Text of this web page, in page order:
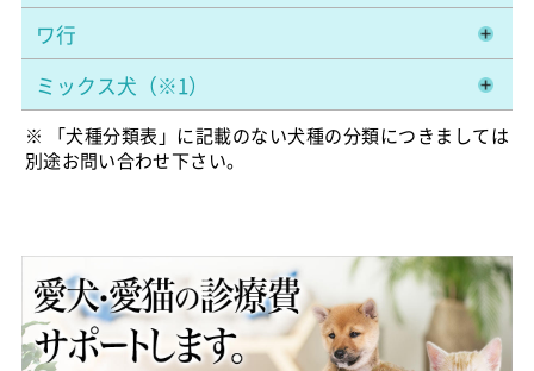
ワ行
ミックス犬（※1）
※ 「犬種分類表」に記載のない犬種の分類につきましては
別途お問い合わせ下さい。